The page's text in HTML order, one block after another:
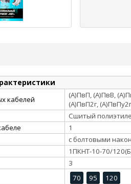
кабелей
(А)ПвП, (А)ПвВ,
(А)ПвП2г, (А)ПвПу2г
Сшитый
1
с болтовыми
1ПКНТ-10-70/
3
70 95
120